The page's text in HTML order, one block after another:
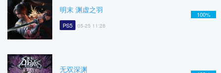
明末 渊虚之羽
PS5 05-25 11:28
100%
无双深渊